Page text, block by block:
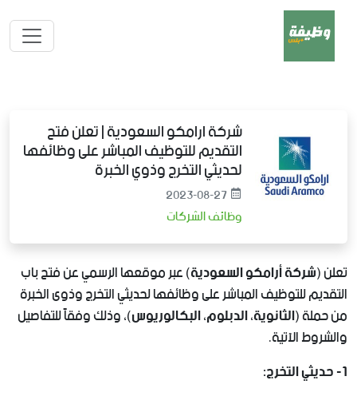
شركة ارامكو السعودية | تعلن فتح
التقديم للتوظيف المباشر على وظائفها
لحديثي التخرج وذوي الخبرة
2023-08-27
وظائف الشركات
تعلن (شركة أرامكو السعودية) عبر موقعها الرسمي عن فتح باب
التقديم للتوظيف المباشر على وظائفها لحديثي التخرج وذوى الخبرة
من حملة (الثانوية، الدبلوم، البكالوريوس)، وذلك وفقاً للتفاصيل
والشروط الآتية.
1- حديثي التخرج: